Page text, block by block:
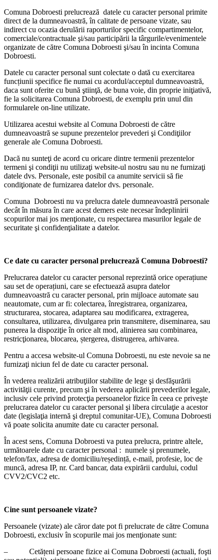
Comuna Dobroesti prelucrează datele cu caracter personal primite
direct de la dumneavoastră, în calitate de persoane vizate, sau
indirect cu ocazia derulării raporturilor specific compartimentelor,
comerciale/contractuale şi/sau participării la târgurile/evenimentele
organizate de către Comuna Dobroesti şi/sau în incinta Comuna
Dobroesti.
Datele cu caracter personal sunt colectate o dată cu exercitarea
funcțiunii specifice fie numai cu acordul/acceptul dumneavoastră,
daca sunt oferite cu bună ştiinţă, de buna voie, din proprie iniţiativă,
fie la solicitarea Comuna Dobroesti, de exemplu prin unul din
formularele on-line utilizate.
Utilizarea acestui website al Comuna Dobroesti de către
dumneavoastră se supune prezentelor prevederi şi Condiţiilor
generale ale Comuna Dobroesti.
Dacă nu sunteţi de acord cu oricare dintre termenii prezentelor
termeni şi condiţii nu utilizaţi website-ul nostru sau nu ne furnizaţi
datele dvs. Personale, este posibil ca anumite servicii să fie
condiţionate de furnizarea datelor dvs. personale.
Comuna Dobroesti nu va prelucra datele dumneavoastră personale
decât în măsura în care acest demers este necesar îndeplinirii
scopurilor mai jos menţionate, cu respectarea masurilor legale de
securitate şi confidenţialitate a datelor.
Ce date cu caracter personal prelucrează Comuna Dobroesti?
Prelucrarea datelor cu caracter personal reprezintă orice operațiune
sau set de operațiuni, care se efectuează asupra datelor
dumneavoastră cu caracter personal, prin mijloace automate sau
neautomate, cum ar fi: colectarea, înregistrarea, organizarea,
structurarea, stocarea, adaptarea sau modificarea, extragerea,
consultarea, utilizarea, divulgarea prin transmitere, diseminarea, sau
punerea la dispoziţie în orice alt mod, alinierea sau combinarea,
restricţionarea, blocarea, ștergerea, distrugerea, arhivarea.
Pentru a accesa website-ul Comuna Dobroesti, nu este nevoie sa ne
furnizaţi niciun fel de date cu caracter personal.
În vederea realizării atribuţiilor stabilite de lege şi desfăşurării
activităţii curente, precum şi în vederea aplicării prevederilor legale,
inclusiv cele privind protecţia persoanelor fizice în ceea ce priveşte
prelucrarea datelor cu caracter personal şi libera circulaţie a acestor
date (legislaţia internă şi dreptul comunitar-UE), Comuna Dobroesti
vă poate solicita anumite date cu caracter personal.
În acest sens, Comuna Dobroesti va putea prelucra, printre altele,
următoarele date cu caracter personal : numele și prenumele,
telefon/fax, adresa de domiciliu/reședință, e-mail, profesie, loc de
muncă, adresa IP, nr. Card bancar, data expirării cardului, codul
CVV2/CVC2 etc.
Cine sunt persoanele vizate?
Persoanele (vizate) ale căror date pot fi prelucrate de către Comuna
Dobroesti, exclusiv în scopurile mai jos menţionate sunt:
– Cetățeni persoane fizice ai Comuna Dobroesti (actuali, foşti